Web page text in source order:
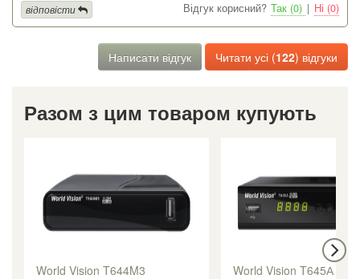
Відгук корисний? Так (0) | Ні (0)
відповісти
Написати відгук Читати усі (122) відгуки
Разом з цим товаром купують
World Vision T644M3 World Vision T645А